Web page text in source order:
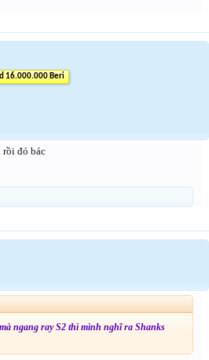
16.000.000 Beri
đó bác
ngang ray S2 thì mình nghĩ ra Shanks